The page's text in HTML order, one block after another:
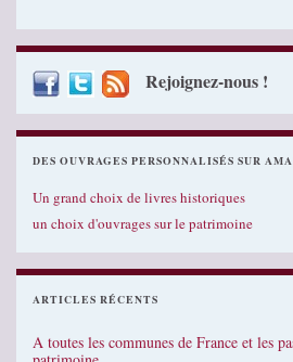
Rejoignez-nous !
DES OUVRAGES PERSONNALISÉS SUR
Un grand choix de livres historiques
un choix d'ouvrages sur le patrimoine
ARTICLES RÉCENTS
A toutes les communes de France et les